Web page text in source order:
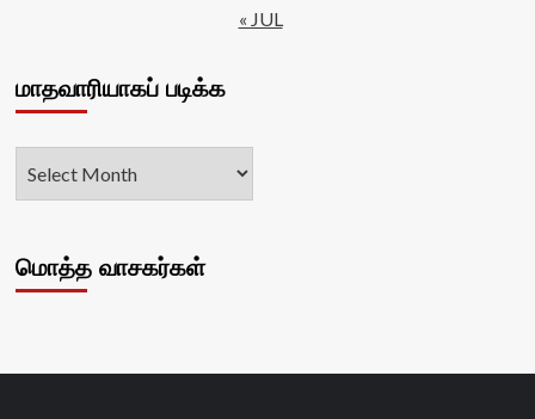
« JUL
மாதவாரியாகப் படிக்க
மொத்த வாசகர்கள்